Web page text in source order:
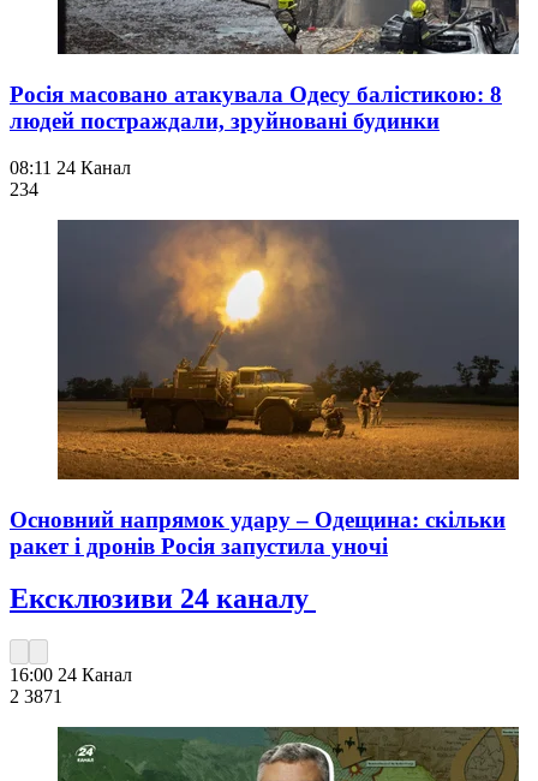
Росія масовано атакувала Одесу балістикою: 8
людей постраждали, зруйновані будинки
08:11 24 Канал
234
Основний напрямок удару – Одещина: скільки
ракет і дронів Росія запустила уночі
Ексклюзиви 24 каналу
16:00 24 Канал
2 3871